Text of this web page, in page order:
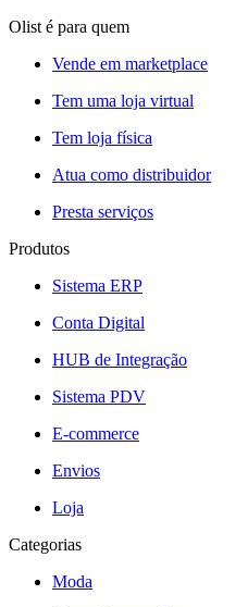
Olist é para quem
Vende em marketplace
Tem uma loja virtual
Tem loja física
Atua como distribuidor
Presta serviços
Produtos
Sistema ERP
Conta Digital
HUB de Integração
Sistema PDV
E-commerce
Envios
Loja
Categorias
Moda